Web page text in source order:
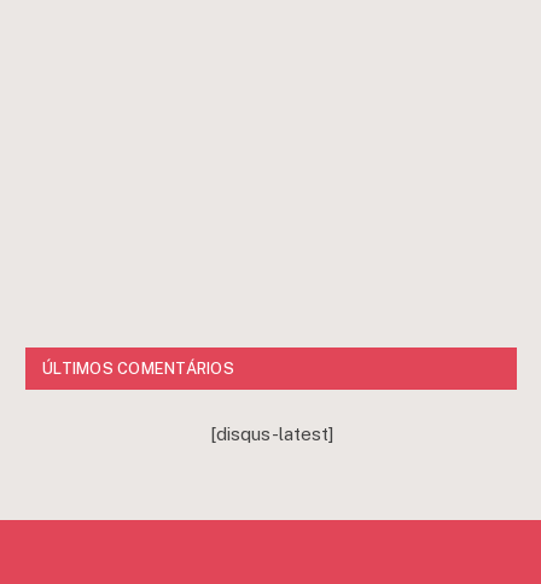
ÚLTIMOS COMENTÁRIOS
[disqus-latest]